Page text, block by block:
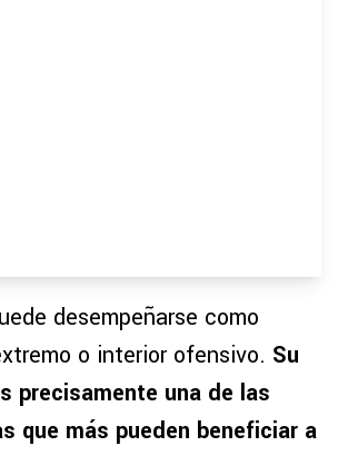
desempeñarse como
o interior ofensivo. Su
precisamente una de las
que más pueden beneficiar a